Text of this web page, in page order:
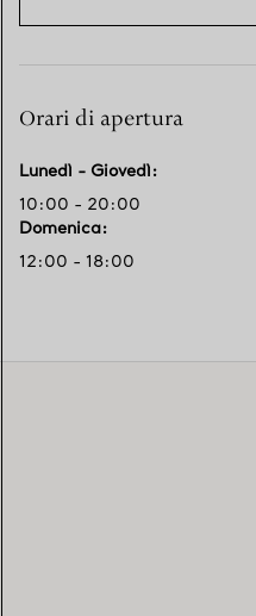
Orari di apertura
Lunedì - Giovedì:
10:00 - 20:00
Domenica:
12:00 - 18:00